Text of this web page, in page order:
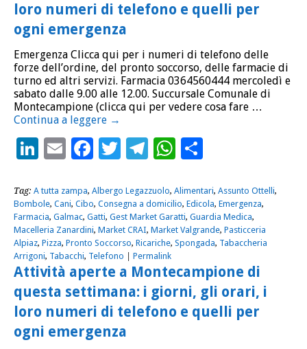
loro numeri di telefono e quelli per
ogni emergenza
Emergenza Clicca qui per i numeri di telefono delle
forze dell’ordine, del pronto soccorso, delle farmacie di
turno ed altri servizi. Farmacia 0364560444 mercoledì e
sabato dalle 9.00 alle 12.00. Succursale Comunale di
Montecampione (clicca qui per vedere cosa fare …
Continua a leggere →
LinkedIn
EmailFacebook
Twitter
Telegram
WhatsApp
Tag: A tutta zampa, Albergo Legazzuolo, Alimentari, Assunto Ottelli,
Bombole, Cani, Cibo, Consegna a domicilio, Edicola, Emergenza,
Farmacia, Galmac, Gatti, Gest Market Garatti, Guardia Medica,
Macelleria Zanardini, Market CRAI, Market Valgrande, Pasticceria
Alpiaz, Pizza, Pronto Soccorso, Ricariche, Spongada, Tabaccheria
Arrigoni, Tabacchi, Telefono | Permalink
Attività aperte a Montecampione di
questa settimana: i giorni, gli orari, i
loro numeri di telefono e quelli per
ogni emergenza